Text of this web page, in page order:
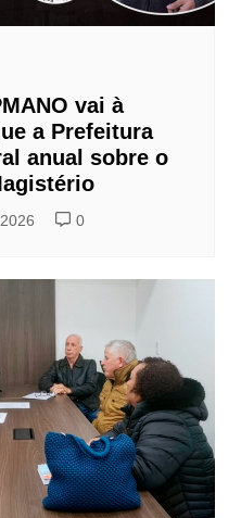
vai à
a Prefeitura
anual sobre o
0